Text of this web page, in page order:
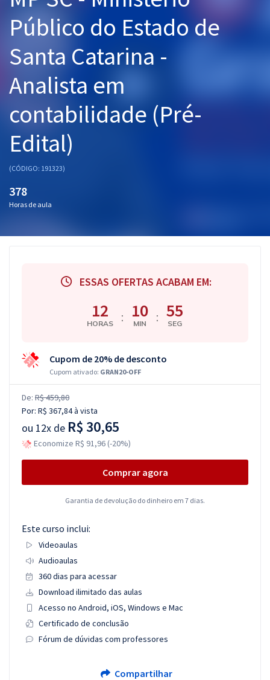
Graduação
Mentorias
Questões grátis
Conteúdo gratuito
Blog
Aprovados
Público do Estado de
Santa Catarina -
Analista em
contabilidade (Pré-
Edital)
(CÓDIGO: 191323)
378
Horas de aula
ESSAS OFERTAS ACABAM EM:
12
HORAS : 10
MIN : 54
SEG
Cupom de 20% de desconto
Cupom ativado: GRAN20-OFF
De: R$ 459,80
Por: R$ 367,84à vista
ou 12x de R$ 30,65
Economize R$ 91,96 (-20%)
Comprar agora
Garantia de devolução do dinheiro em 7 dias.
Este curso inclui:
Videoaulas
Audioaulas
360 dias para acessar
Download ilimitado das aulas
Acesso no Android, iOS, Windows e Mac
Certificado de conclusão
Fórum de dúvidas com professores
Compartilhar